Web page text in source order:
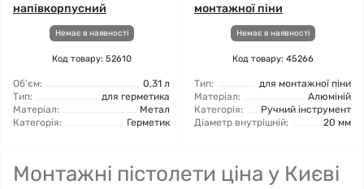
напівкорпусний
Немає в наявності
Код товару: 52610
Об'єм:
0,31 л
Тип:
для герметика
Матеріал:
Метал
Категорія:
Герметик
монтажної піни
Немає в наявності
Код товару: 45266
Тип:
для монтажної піни
Матеріал:
Алюміній
Категорія:
Ручний інструмент
Діаметр внутрішній:
20 мм
Монтажні пістолети ціна у Києві